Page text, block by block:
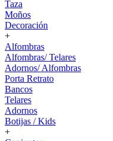
Taza
Moños
Decoración
+
Alfombras
Alfombras/ Telares
Adornos/ Alfombras
Porta Retrato
Bancos
Telares
Adornos
Botijas / Kids
+